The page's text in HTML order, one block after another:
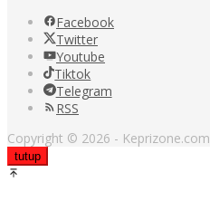
Facebook
Twitter
Youtube
Tiktok
Telegram
RSS
Copyright © 2026 - Keprizone.com
tutup